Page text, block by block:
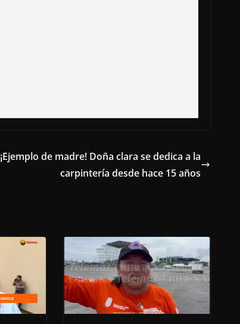
¡Ejemplo de madre! Doña clara se dedica a la
carpintería desde hace 15 años